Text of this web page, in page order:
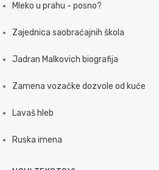
Mleko u prahu - posno?
Zajednica saobraćajnih škola
Jadran Malkovich biografija
Zamena vozačke dozvole od kuće
Lavaš hleb
Ruska imena